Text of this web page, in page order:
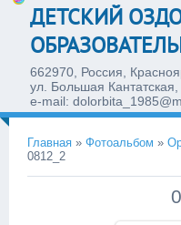
ДЕТСКИЙ
662970, Россия,
ул. Большая
e-mail:
Главная » Фотоальбом »
0812_2